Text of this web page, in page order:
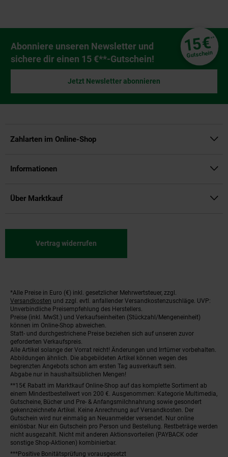
Newsletter Anmeldung
Abonniere unseren Newsletter und
sichere dir einen 15 €**-Gutschein!
15€**
Gutschein
Jetzt Newsletter abonnieren
Zahlarten im Online-Shop
Informationen
Über Marktkauf
Vertrag widerrufen
Fußnoten
*Alle Preise in Euro (€) inkl. gesetzlicher Mehrwertsteuer, zzgl.
Versandkosten und zzgl. evtl. anfallender Versandkostenzuschläge. UVP:
Unverbindliche Preisempfehlung des Herstellers.
Preise (inkl. MwSt.) und Verkaufseinheiten (Stückzahl/Mengeneinheit)
können im Online-Shop abweichen.
Statt- und durchgestrichene Preise beziehen sich auf unseren zuvor
geforderten Verkaufspreis.
Alle Artikel solange der Vorrat reicht! Änderungen und Irrtümer vorbehalten.
Abbildungen ähnlich. Die abgebildeten Artikel können wegen des
begrenzten Angebots schon am ersten Tag ausverkauft sein.
Abgabe nur in haushaltsüblichen Mengen!
**15€ Rabatt im Marktkauf Online-Shop auf das komplette Sortiment ab
einem Mindestbestellwert von 200 €. Ausgenommen: Kategorie Multimedia,
Gutscheine, Bücher und Pre- & Anfangsmilchnahrung sowie gesondert
gekennzeichnete Artikel. Keine Anrechnung auf Versandkosten. Der
Gutschein wird nur einmalig an Neuanmelder versendet. Nur online
einlösbar. Nur ein Gutschein pro Person und Bestellung. Restbeträge werden
nicht ausgezahlt. Nicht mit anderen Aktionsvorteilen (PAYBACK oder
sonstige Shop-Aktionen) kombinierbar.
***Positive Bonitätsprüfung vorausgesetzt